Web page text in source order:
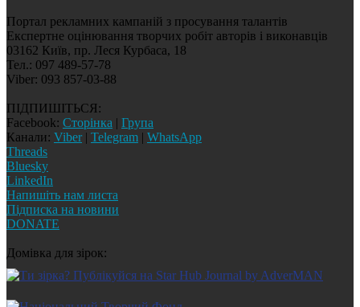
Портал рекламних кампаній з просування талантів
Експертне оцінювання творчих робіт авторів і виконавців
03162 Київ, пр. Леся Курбаса, 18
Тел.: 097 489-57-78
Viber: 093 857-03-88
ПІДПИШІТЬСЯ:
Facebook: Сторінка | Група
Канали: Viber| Telegram | WhatsApp
Threads
Bluesky
LinkedIn
Напишіть нам листа
Підписка на новини
DONATE
Домівка для зірок: